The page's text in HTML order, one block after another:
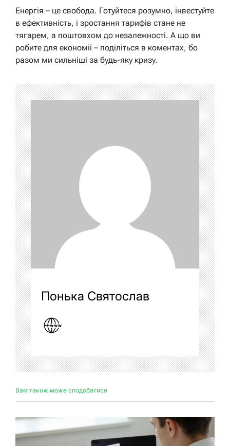
Енергія – це свобода. Готуйтеся розумно, інвестуйте
в ефективність, і зростання тарифів стане не
тягарем, а поштовхом до незалежності. А що ви
робите для економії – поділіться в коментах, бо
разом ми сильніші за будь-яку кризу.
Понька Святослав
Вам також може сподобатися